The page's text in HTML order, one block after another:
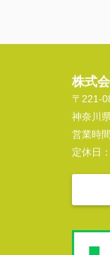
株式
〒221-
神奈川
営業時間
定休日：